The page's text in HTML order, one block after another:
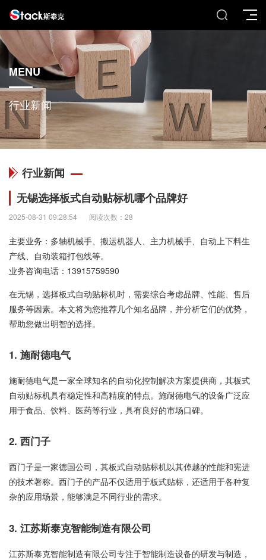
MENU
行业新闻
行业新闻
无锡选择板式自动贴标机哪个品牌好
2025-08-31 09:28:54 阅读次数：28
主要业务：多轴机械手、搬运机器人、主力机械手、自动上下料生
产线、自动装箱打包线等。
业务咨询电话： 13915759590
在无锡，选择板式自动贴标机时，需要综合考虑品牌、性能、售后
服务等因素。本文将为您推荐几个知名品牌，并分析它们的优势，
帮助您做出明智的选择。
1. 施耐德电气
施耐德电气是一家全球知名的自动化控制解决方案提供商，其板式
自动贴标机具有稳定性和高精度的特点。施耐德电气的设备广泛应
用于食品、饮料、医药等行业，具有良好的市场口碑。
2. 西门子
西门子是一家德国公司，其板式自动贴标机以其倬越的性能和宪进
的技术著称。西门子的产品不仅适用于板式贴标，还适用于各种复
杂的应用场景，能够满足不同行业的需求。
3. 江苏斯泰克智能制造有限公司
江苏斯泰克智能制造有限公司专注于智能制造设备的研发与制造，